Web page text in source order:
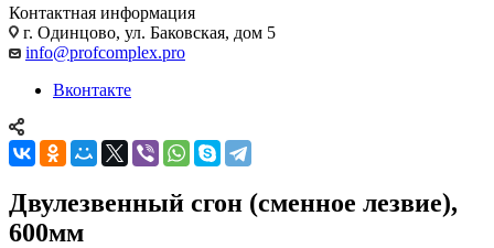
Контактная информация
г. Одинцово, ул. Баковская, дом 5
info@profcomplex.pro
Вконтакте
Двулезвенный сгон (сменное лезвие),
600мм